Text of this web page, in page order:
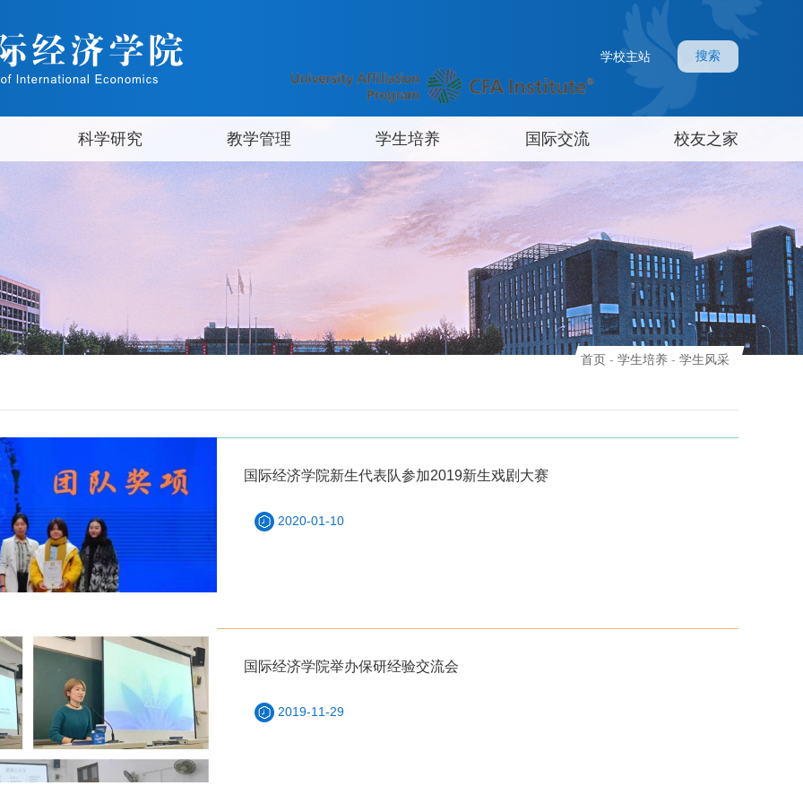
搜索
学校主站
科学研究 教学管理 学生培养 国际交流 校友之家
首页 - 学生培养 - 学生风采
国际经济学院新生代表队参加2019新生戏剧大赛
2020-01-10
国际经济学院举办保研经验交流会
2019-11-29